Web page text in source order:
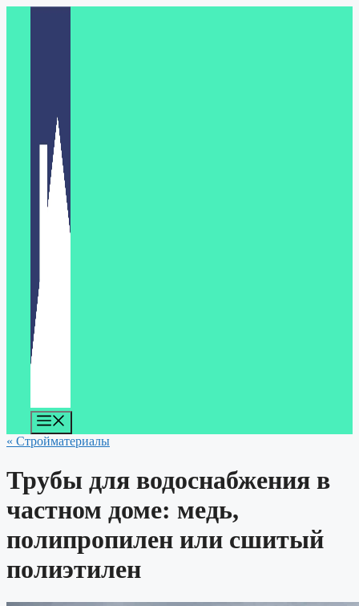
« Стройматериалы
Трубы для водоснабжения в
частном доме: медь,
полипропилен или сшитый
полиэтилен